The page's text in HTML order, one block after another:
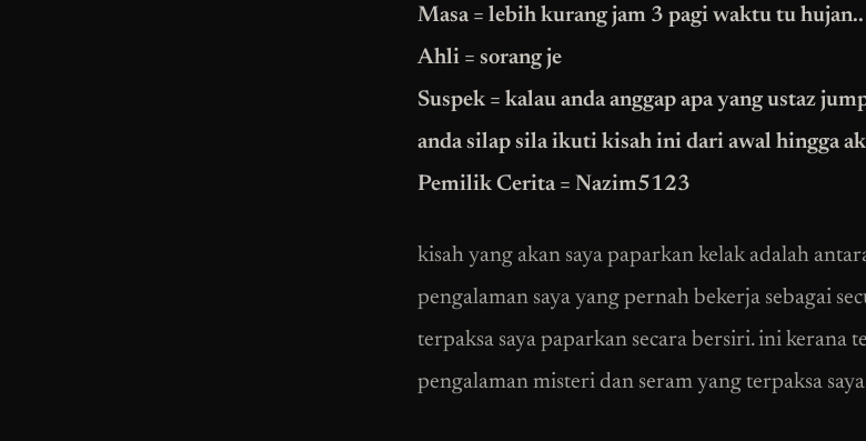
Masa = lebih kurang jam 3 pagi waktu tu hujan..
Ahli = sorang je
Suspek = kalau anda anggap apa yang ustaz
anda silap sila ikuti kisah ini dari awal hingga
Pemilik Cerita = Nazim5123
kisah yang akan saya paparkan kelak adalah
pengalaman saya yang pernah bekerja sebagai
terpaksa saya paparkan secara bersiri. ini kerana
pengalaman misteri dan seram yang terpaksa